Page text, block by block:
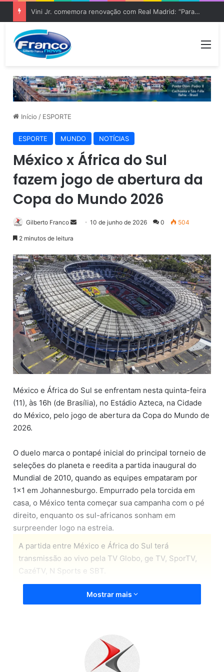
Vini Jr. comemora renovação com Real Madrid: “Para sempre”
Início / ESPORTE
ESPORTE MUNDO NOTÍCIAS
México x África do Sul
fazem jogo de abertura da
Copa do Mundo 2026
Gilberto Franco
d
e
u
m
e
-
m
a
i
l
10 de junho de 2026 0 504
2 minutos de leitura
México e África do Sul se enfrentam nesta quinta-feira
(11), às 16h (de Brasília), no Estádio Azteca, na Cidade
do México, pelo jogo de abertura da Copa do Mundo de
2026.
O duelo marca o pontapé inicial do principal torneio de
seleções do planeta e reedita a partida inaugural do
Mundial de 2010, quando as equipes empataram por
1×1 em Johannesburgo. Empurrado pela torcida em
casa, o México tenta começar sua campanha com o pé
direito, enquanto os sul-africanos sonham em
surpreender logo na estreia.
A partida entre México e África do Sul terá
transmissão ao vivo pela TV Globo, ge TV, SporTV,
CazéTV, N Sports e SBT.
preparação sem derrotas, empatando com Portugal e
Bélgica, vencendo Gana e Austrália e goleando a Sérvia
Mostrar mais